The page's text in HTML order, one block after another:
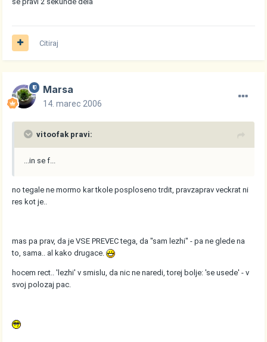
Citiraj
Marsa
14. marec 2006
vitoofak pravi:
...in se f...
no tegale ne mormo kar tkole posploseno trdit, pravzaprav veckrat ni
res kot je..
mas pa prav, da je VSE PREVEC tega, da "sam lezhi" - pa ne glede na
to, sama.. al kako drugace.
hocem rect.. 'lezhi' v smislu, da nic ne naredi, torej bolje: 'se usede' - v
svoj polozaj pac.